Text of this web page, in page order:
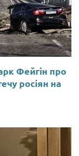
Фейгін про
росіян на